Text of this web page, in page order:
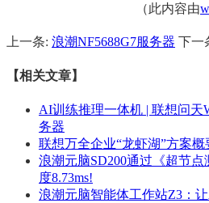
（此内容由
上一条: 浪潮NF5688G7服务器 下一
【相关文章】
AI训练推理一体机 | 联想问天
务器
联想万全企业“龙虾湖”方案概
浪潮元脑SD200通过《超节点
度8.73ms!
浪潮元脑智能体工作站Z3：